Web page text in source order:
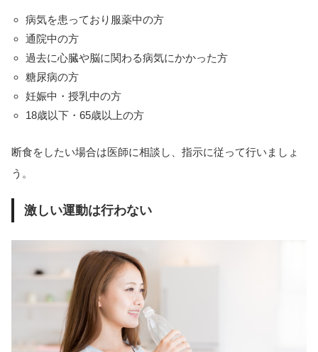
病気を患っており服薬中の方
通院中の方
過去に心臓や脳に関わる病気にかかった方
糖尿病の方
妊娠中・授乳中の方
18歳以下・65歳以上の方
断食をしたい場合は医師に相談し、指示に従って行いましょ
う。
激しい運動は行わない